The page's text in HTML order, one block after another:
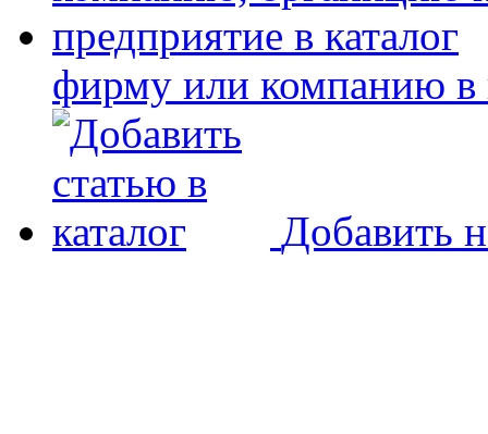
фирму или компанию в
Добавить